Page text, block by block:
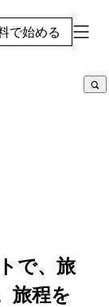
で始める
で、旅
旅程を